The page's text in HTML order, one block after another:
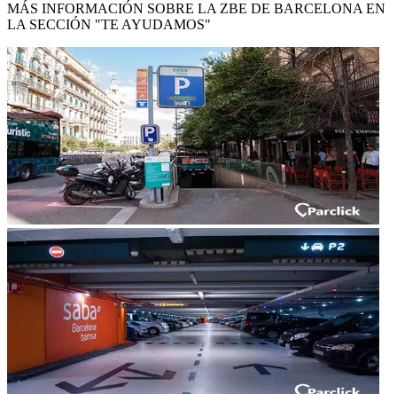
MÁS INFORMACIÓN SOBRE LA ZBE DE BARCELONA EN
LA SECCIÓN "TE AYUDAMOS"